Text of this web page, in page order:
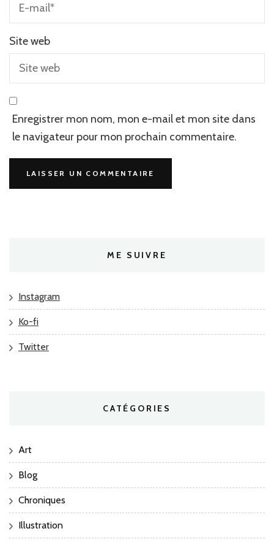
Site web
Enregistrer mon nom, mon e-mail et mon site dans
le navigateur pour mon prochain commentaire.
ME SUIVRE
Instagram
Ko-fi
Twitter
CATÉGORIES
Art
Blog
Chroniques
Illustration